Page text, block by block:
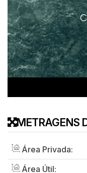
METRAGENS
Área Privada:
Área Útil: